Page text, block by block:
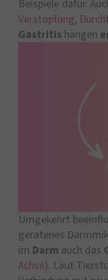
Beispiele dafür.
Verstopfung,
Gastritis hängen
Umgekehrt
geratenes
im Darm auch das
Achse). Laut